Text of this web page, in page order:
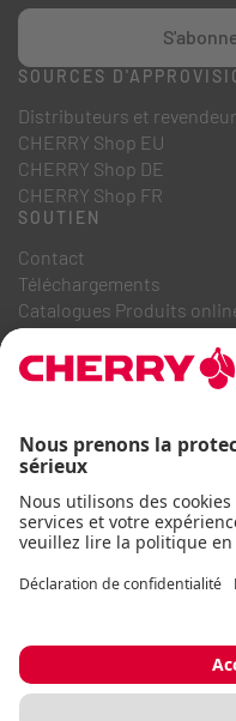
SOURCES
Distributeurs et
CHERRY Shop EU
CHERRY Shop DE
CHERRY Shop FR
SOUTIEN
Contact
Téléchargements
Catalogues Produits
FAQ
A PROPOS DE NOUS
Système de dénonciation
Code de conduite
Déclaration d'accessibilité
Déclaration de